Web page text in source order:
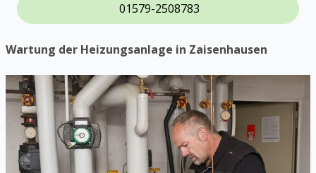
01579-2508783
Wartung der Heizungsanlage in Zaisenhausen